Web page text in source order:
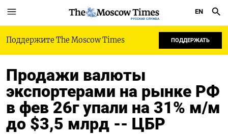
РУССКАЯ СЛУЖБА
EN
Поддержите The Moscow Times ПОДДЕРЖАТЬ
Продажи валюты
экспортерами на рынке РФ
в фев 26г упали на 31% м/м
до $3,5 млрд -- ЦБР